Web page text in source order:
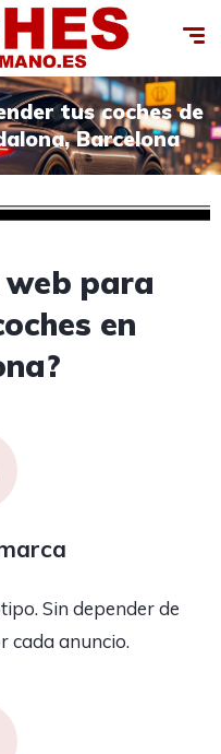
tus coches de
Barcelona
web para
en
Sin depender de
cada anuncio.